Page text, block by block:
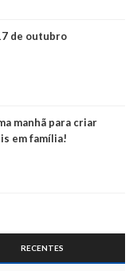
de outubro
manhã para criar
em família!
RECENTES